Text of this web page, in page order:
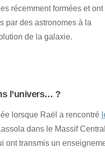
récemment formées et ont
par des astronomes à la
de la galaxie.
l’univers… ?
lorsque Raël a rencontré
dans le Massif Central.
ont transmis un